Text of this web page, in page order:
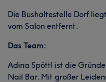
Die Bushaltestelle Dorf
vom Salon entfernt.
Das Team:
Adina Spöttl ist die
Nail Bar. Mit großer